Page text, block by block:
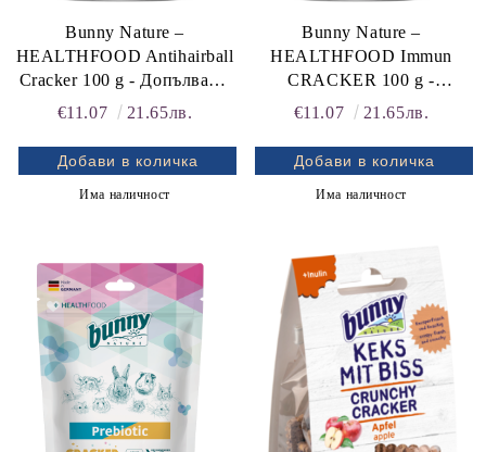
Bunny Nature –
HEALTHFOOD Antihairball
Cracker 100 g - Допълваща
храна, подпомагаща
космени топки при зайци,
морски свинчета и
чинчили
€11.07 21.65лв.
Има наличност
Bunny Nature –
HEALTHFOOD Immun
CRACKER 100 g -
допълваща храна за мини
стимулираща имунитета
€11.07 21.65лв.
Има наличност